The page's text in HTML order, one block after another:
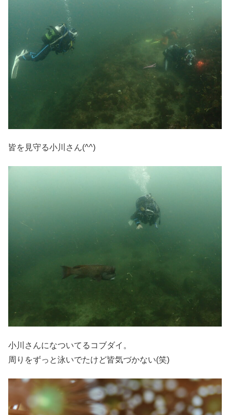
皆を見守る小川さん(^^)
小川さんになついてるコブダイ。
周りをずっと泳いでたけど皆気づかない(笑)